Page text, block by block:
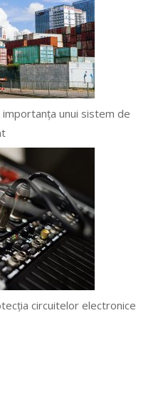
unui sistem de
circuitelor electronice